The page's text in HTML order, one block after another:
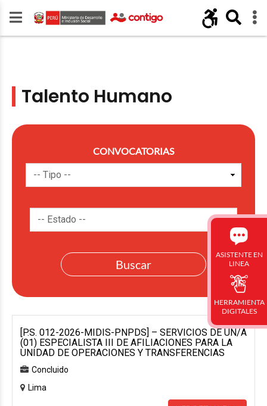
Talento Humano
CONVOCATORIAS
[P.S. 012-2026-MIDIS-PNPDS] – SERVICIOS DE UN/A
(01) ESPECIALISTA III DE AFILIACIONES PARA LA
UNIDAD DE OPERACIONES Y TRANSFERENCIAS
Concluido
Lima
ASISTENTE EN
LINEA
HERRAMIENTA
DIGITALES